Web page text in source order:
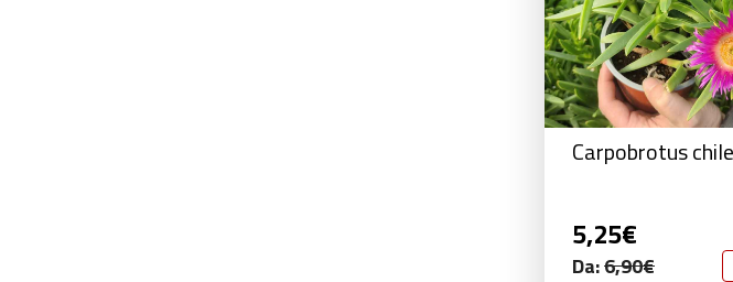
Carpobrotus
5,25€
Da:6,90€